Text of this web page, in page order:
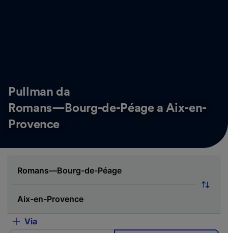
Pullman da
Romans—Bourg-de-Péage a Aix-en-
Provence
Via